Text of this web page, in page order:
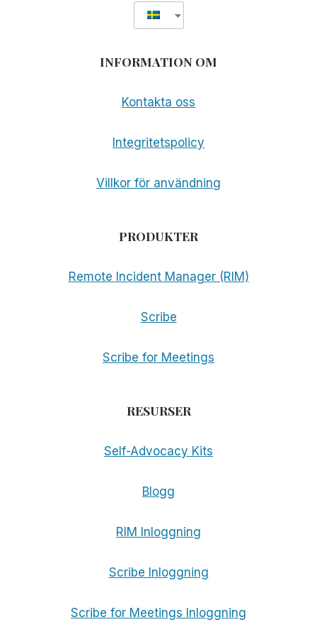
INFORMATION OM
Kontakta oss
Integritetspolicy
Villkor för användning
PRODUKTER
Remote Incident Manager (RIM)
Scribe
Scribe for Meetings
RESURSER
Self-Advocacy Kits
Blogg
RIM Inloggning
Scribe Inloggning
Scribe for Meetings Inloggning